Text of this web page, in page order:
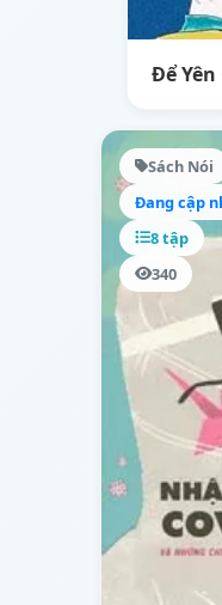
Để Yên
Sách Nói
Đang cập
8 tập
340